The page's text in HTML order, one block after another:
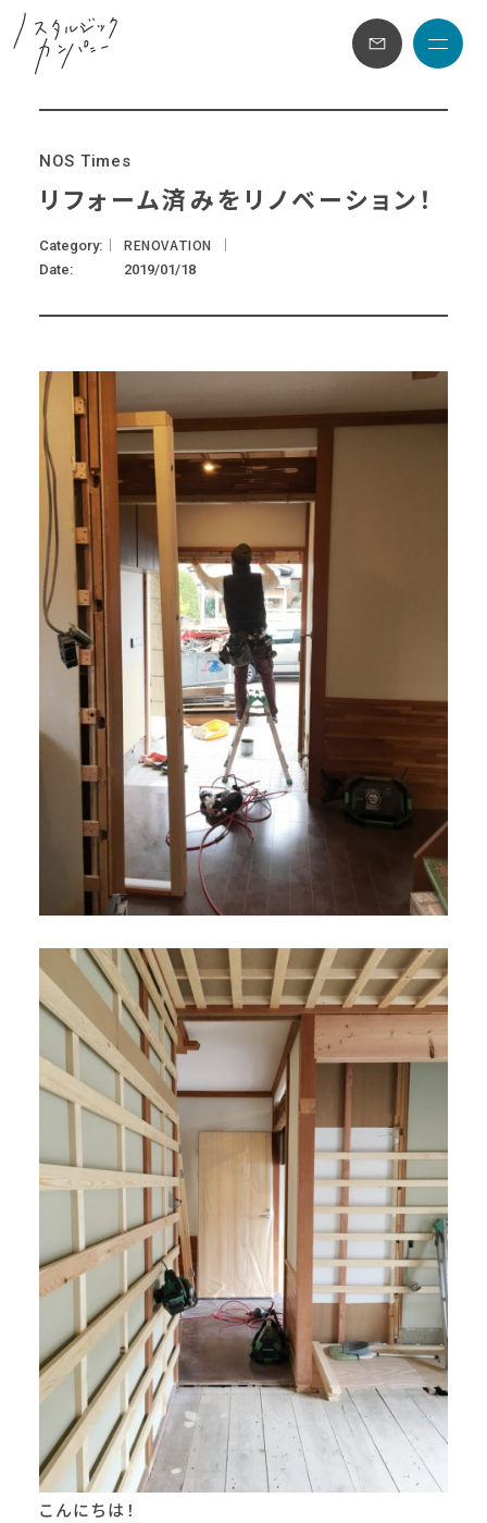
メニ
NOS Times
リフォーム済みをリノベーション！
Category RENOVATION
Date 2019/01/18
こんにちは！